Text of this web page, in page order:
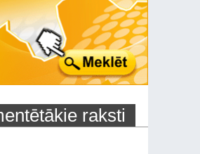
raksti